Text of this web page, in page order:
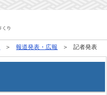
報道発表・広報 記者発表